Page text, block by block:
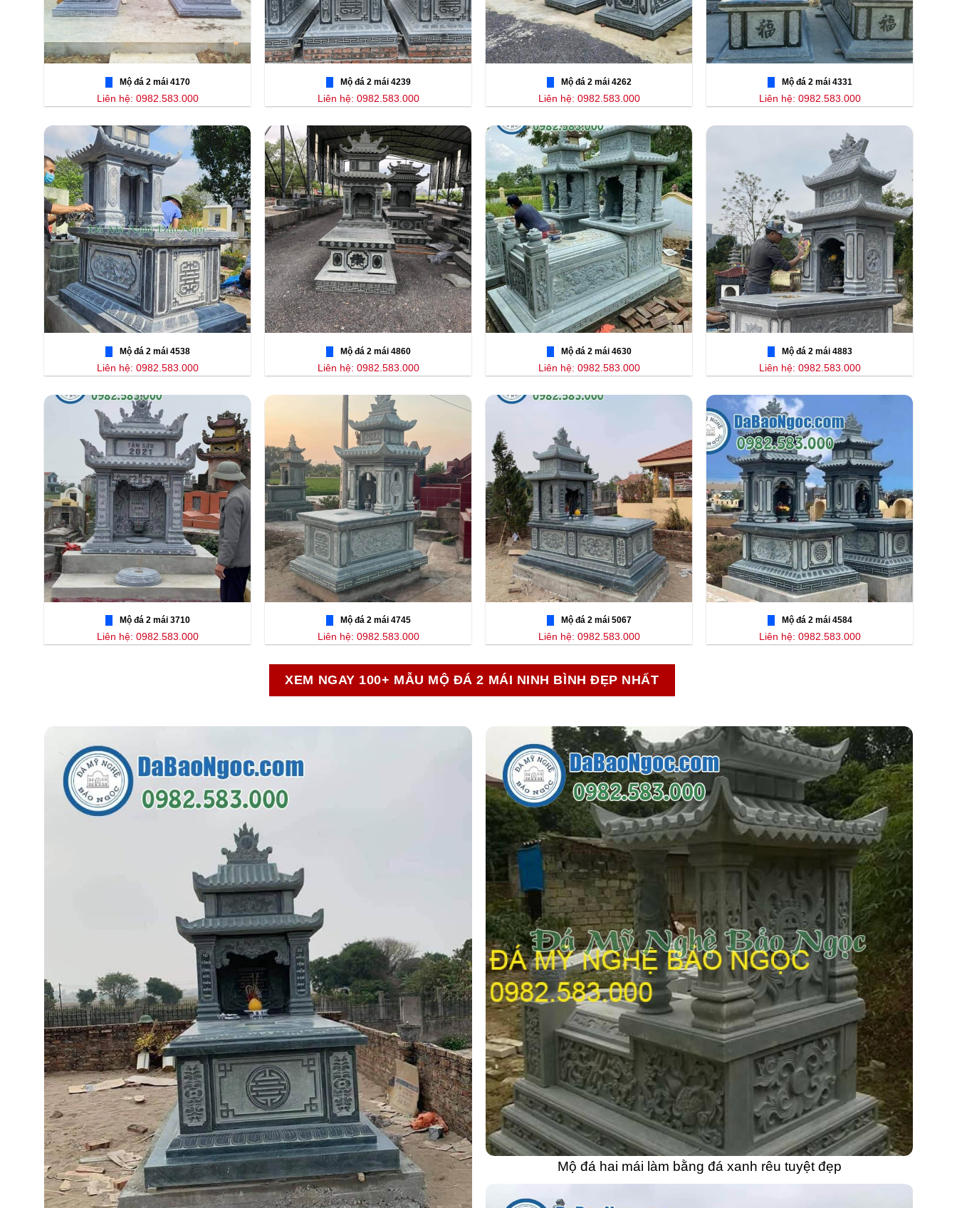
Mộ đá 2 mái 4170
Liên hệ: 0982.583.000
Mộ đá 2 mái 4239
Liên hệ: 0982.583.000
Mộ đá 2 mái 4262
Liên hệ: 0982.583.000
Mộ đá 2 mái 4331
Liên hệ: 0982.583.000
Mộ đá 2 mái 4538
Liên hệ: 0982.583.000
Mộ đá 2 mái 4860
Liên hệ: 0982.583.000
Mộ đá 2 mái 4630
Liên hệ: 0982.583.000
Mộ đá 2 mái 4883
Liên hệ: 0982.583.000
Mộ đá 2 mái 3710
Liên hệ: 0982.583.000
Mộ đá 2 mái 4745
Liên hệ: 0982.583.000
Mộ đá 2 mái 5067
Liên hệ: 0982.583.000
Mộ đá 2 mái 4584
Liên hệ: 0982.583.000
XEM NGAY 100+ MẪU MỘ ĐÁ 2 MÁI NINH BÌNH ĐẸP NHẤT
Mộ đá hai mái làm bằng đá xanh rêu tuyệt đẹp